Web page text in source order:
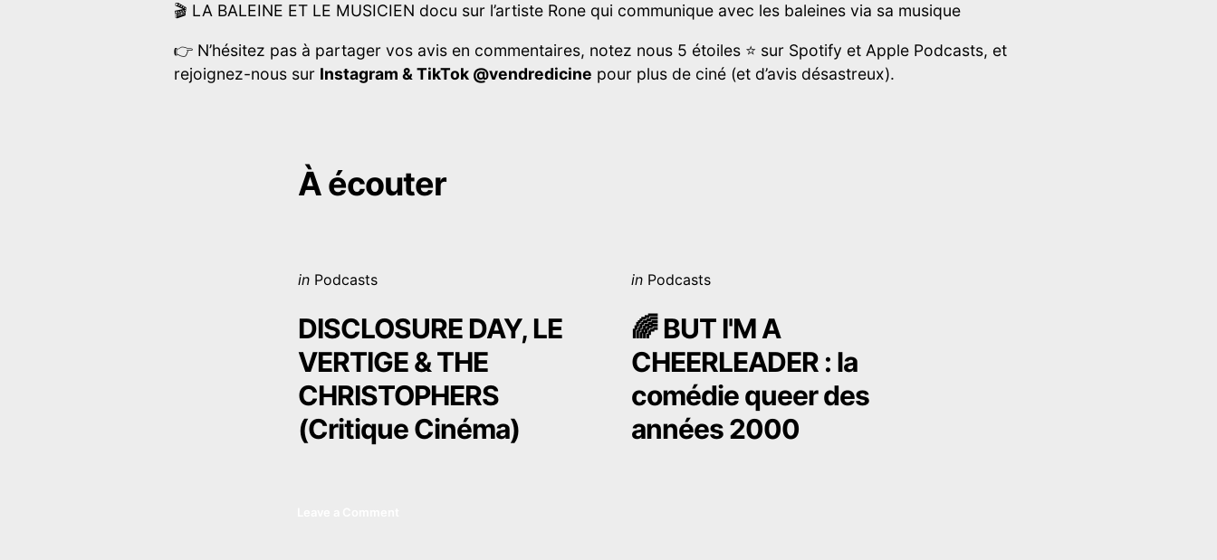
🎬 LA BALEINE ET LE MUSICIEN docu sur l’artiste Rone qui communique avec les baleines via sa musique
👉 N’hésitez pas à partager vos avis en commentaires, notez nous 5 étoiles ⭐ sur Spotify et Apple Podcasts, et
rejoignez-nous sur Instagram & TikTok @vendredicine pour plus de ciné (et d’avis désastreux).
À écouter
navigation
Posted
in Podcasts
DISCLOSURE DAY, LE
VERTIGE & THE
CHRISTOPHERS
(Critique Cinéma)
Posted
in Podcasts
🌈 BUT I'M A
CHEERLEADER : la
comédie queer des
années 2000